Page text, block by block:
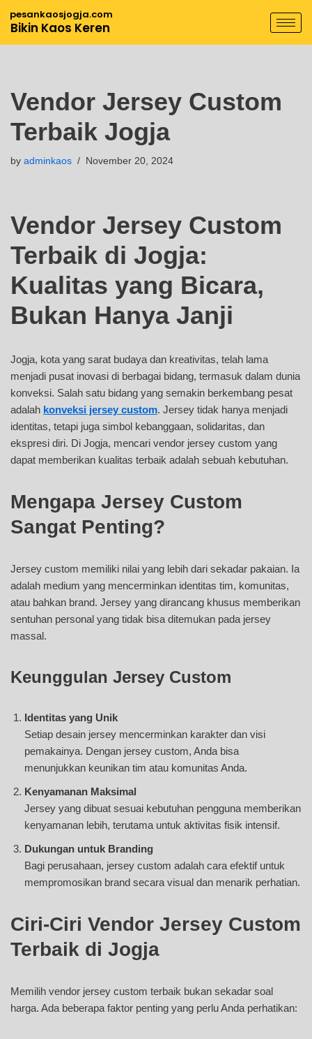
pesankaosjogja.com
Bikin Kaos Keren
Vendor Jersey Custom
Terbaik Jogja
by adminkaos November 20, 2024
Vendor Jersey Custom
Terbaik di Jogja:
Kualitas yang Bicara,
Bukan Hanya Janji
Jogja, kota yang sarat budaya dan kreativitas, telah lama
menjadi pusat inovasi di berbagai bidang, termasuk dalam dunia
konveksi. Salah satu bidang yang semakin berkembang pesat
adalah konveksi jersey custom. Jersey tidak hanya menjadi
identitas, tetapi juga simbol kebanggaan, solidaritas, dan
ekspresi diri. Di Jogja, mencari vendor jersey custom yang
dapat memberikan kualitas terbaik adalah sebuah kebutuhan.
Mengapa Jersey Custom
Sangat Penting?
Jersey custom memiliki nilai yang lebih dari sekadar pakaian. Ia
adalah medium yang mencerminkan identitas tim, komunitas,
atau bahkan brand. Jersey yang dirancang khusus memberikan
sentuhan personal yang tidak bisa ditemukan pada jersey
massal.
Keunggulan Jersey Custom
Identitas yang Unik
Setiap desain jersey mencerminkan karakter dan visi
pemakainya. Dengan jersey custom, Anda bisa
menunjukkan keunikan tim atau komunitas Anda.
Kenyamanan Maksimal
Jersey yang dibuat sesuai kebutuhan pengguna memberikan
kenyamanan lebih, terutama untuk aktivitas fisik intensif.
Dukungan untuk Branding
Bagi perusahaan, jersey custom adalah cara efektif untuk
mempromosikan brand secara visual dan menarik perhatian.
Ciri-Ciri Vendor Jersey Custom
Terbaik di Jogja
Memilih vendor jersey custom terbaik bukan sekadar soal
harga. Ada beberapa faktor penting yang perlu Anda perhatikan: